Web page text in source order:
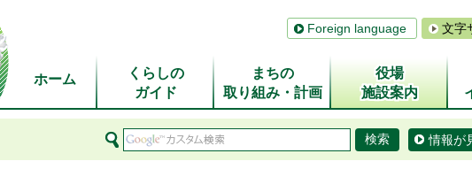
Foreign language 文字
ホーム
くらしの
ガイド
まちの
取り組み・計画
役場
施設案内
情報が